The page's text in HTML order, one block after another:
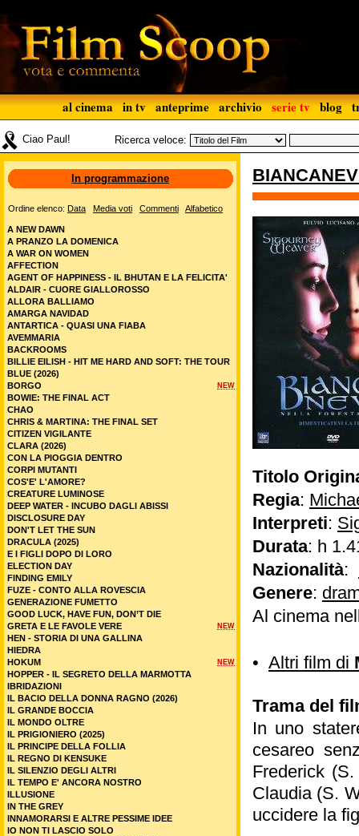
al cinema in tv anteprime archivio serie tv blog
Ciao Paul! Ricerca veloce:
Titolo
Regia:
Interpreti:
Durata: h
Nazionalità:
Genere:
Al cinema
• Altri film di
Trama del
In uno
cesareo
Frederick
Claudia (S.
uccidere la
In programmazione
Ordine elenco: Data Media voti Commenti Alfabetico
A NEW DAWN
A PRANZO LA DOMENICA
A WAR ON WOMEN
AFFECTION
AGENT OF HAPPINESS - IL BHUTAN E LA FELICITA'
ALDAIR - CUORE GIALLOROSSO
ALLORA BALLIAMO
AMARGA NAVIDAD
ANTARTICA - QUASI UNA FIABA
AVEMMARIA
BACKROOMS
BILLIE EILISH - HIT ME HARD AND SOFT: THE TOUR
BLUE (2026)
NEW
BORGO
BOWIE: THE FINAL ACT
CHAO
CHRIS & MARTINA: THE FINAL SET
CITIZEN VIGILANTE
CLARA (2026)
CON LA PIOGGIA DENTRO
CORPI MUTANTI
COS'E' L'AMORE?
CREATURE LUMINOSE
DEEP WATER - INCUBO DAGLI ABISSI
DISCLOSURE DAY
DON'T LET THE SUN
DRACULA (2025)
E I FIGLI DOPO DI LORO
ELECTION DAY
FINDING EMILY
FUZE - CONTO ALLA ROVESCIA
GENERAZIONE FUMETTO
GOOD LUCK, HAVE FUN, DON’T DIE
NEW
GRETA E LE FAVOLE VERE
HEN - STORIA DI UNA GALLINA
HIEDRA
NEW
HOKUM
HOPPER - IL SEGRETO DELLA MARMOTTA
IBRIDAZIONI
IL BACIO DELLA DONNA RAGNO (2026)
IL GRANDE BOCCIA
IL MONDO OLTRE
IL PRIGIONIERO (2025)
IL PRINCIPE DELLA FOLLIA
IL REGNO DI KENSUKE
IL SILENZIO DEGLI ALTRI
IL TEMPO E' ANCORA NOSTRO
ILLUSIONE
IN THE GREY
INNAMORARSI E ALTRE PESSIME IDEE
IO NON TI LASCIO SOLO